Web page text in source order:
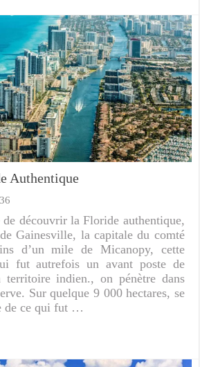
Authentique
découvrir la Floride authentique,
Gainesville, la capitale du comté
d’un mile de Micanopy, cette
fut autrefois un avant poste de
territoire indien., on pénètre dans
Sur quelque 9 000 hectares, se
de ce qui fut …